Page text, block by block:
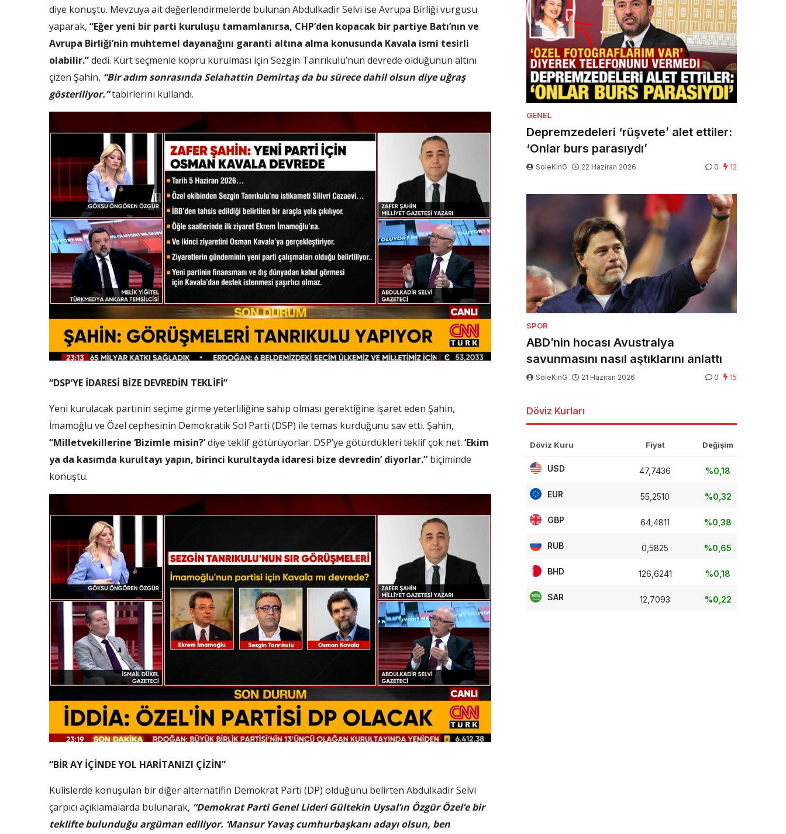
diye konuştu. Mevzuya ait değerlendirmelerde bulunan Abdulkadir Selvi ise Avrupa Birliği vurgusu
yaparak, “Eğer yeni bir parti kuruluşu tamamlanırsa, CHP’den kopacak bir partiye Batı’nın ve
Avrupa Birliği’nin muhtemel dayanağını garanti altına alma konusunda Kavala ismi tesirli
olabilir.”dedi. Kürt seçmenle köprü kurulması için Sezgin Tanrıkulu’nun devrede olduğunun altını
çizen Şahin, “Bir adım sonrasında Selahattin Demirtaş da bu sürece dahil olsun diye uğraş
gösteriliyor.”tabirlerini kullandı.
“DSP’YE İDARESİ BİZE DEVREDİN TEKLİFİ”
Yeni kurulacak partinin seçime girme yeterliliğine sahip olması gerektiğine işaret eden Şahin,
İmamoğlu ve Özel cephesinin Demokratik Sol Parti (DSP) ile temas kurduğunu sav etti. Şahin,
“Milletvekillerine ‘Bizimle misin?’diye teklif götürüyorlar. DSP’ye götürdükleri teklif çok net. ‘Ekim
ya da kasımda kurultayı yapın, birinci kurultayda idaresi bize devredin’ diyorlar.” biçiminde
konuştu.
“BİR AY İÇİNDE YOL HARİTANIZI ÇİZİN”
Kulislerde konuşulan bir diğer alternatifin Demokrat Parti (DP) olduğunu belirten Abdulkadir Selvi
çarpıcı açıklamalarda bulunarak, “Demokrat Parti Genel Lideri Gültekin Uysal’ın Özgür Özel’e bir
teklifte bulunduğu argüman ediliyor. ‘Mansur Yavaş cumhurbaşkanı adayı olsun, ben
GENEL
Depremzedeleri ‘rüşvete’ alet ettiler:
‘Onlar burs parasıydı’
SoleKinG 22 Haziran 2026 0 12
SPOR
ABD’nin hocası Avustralya
savunmasını nasıl aştıklarını anlattı
SoleKinG 21 Haziran 2026 0 15
Döviz Kurları
Döviz Kuru Fiyat Değişim
USD 47,7436 %0,18
EUR 55,2510 %0,32
GBP 64,4811 %0,38
RUB 0,5825 %0,65
BHD 126,6241 %0,18
SAR 12,7093 %0,22